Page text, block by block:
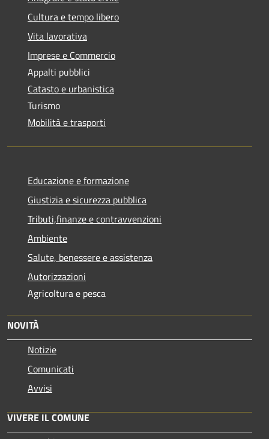
Cultura e tempo libero
Vita lavorativa
Imprese e Commercio
Appalti pubblici
Catasto e urbanistica
Turismo
Mobilità e trasporti
Educazione e formazione
Giustizia e sicurezza pubblica
Tributi,finanze e contravvenzioni
Ambiente
Salute, benessere e assistenza
Autorizzazioni
Agricoltura e pesca
NOVITÀ
Notizie
Comunicati
Avvisi
VIVERE IL COMUNE